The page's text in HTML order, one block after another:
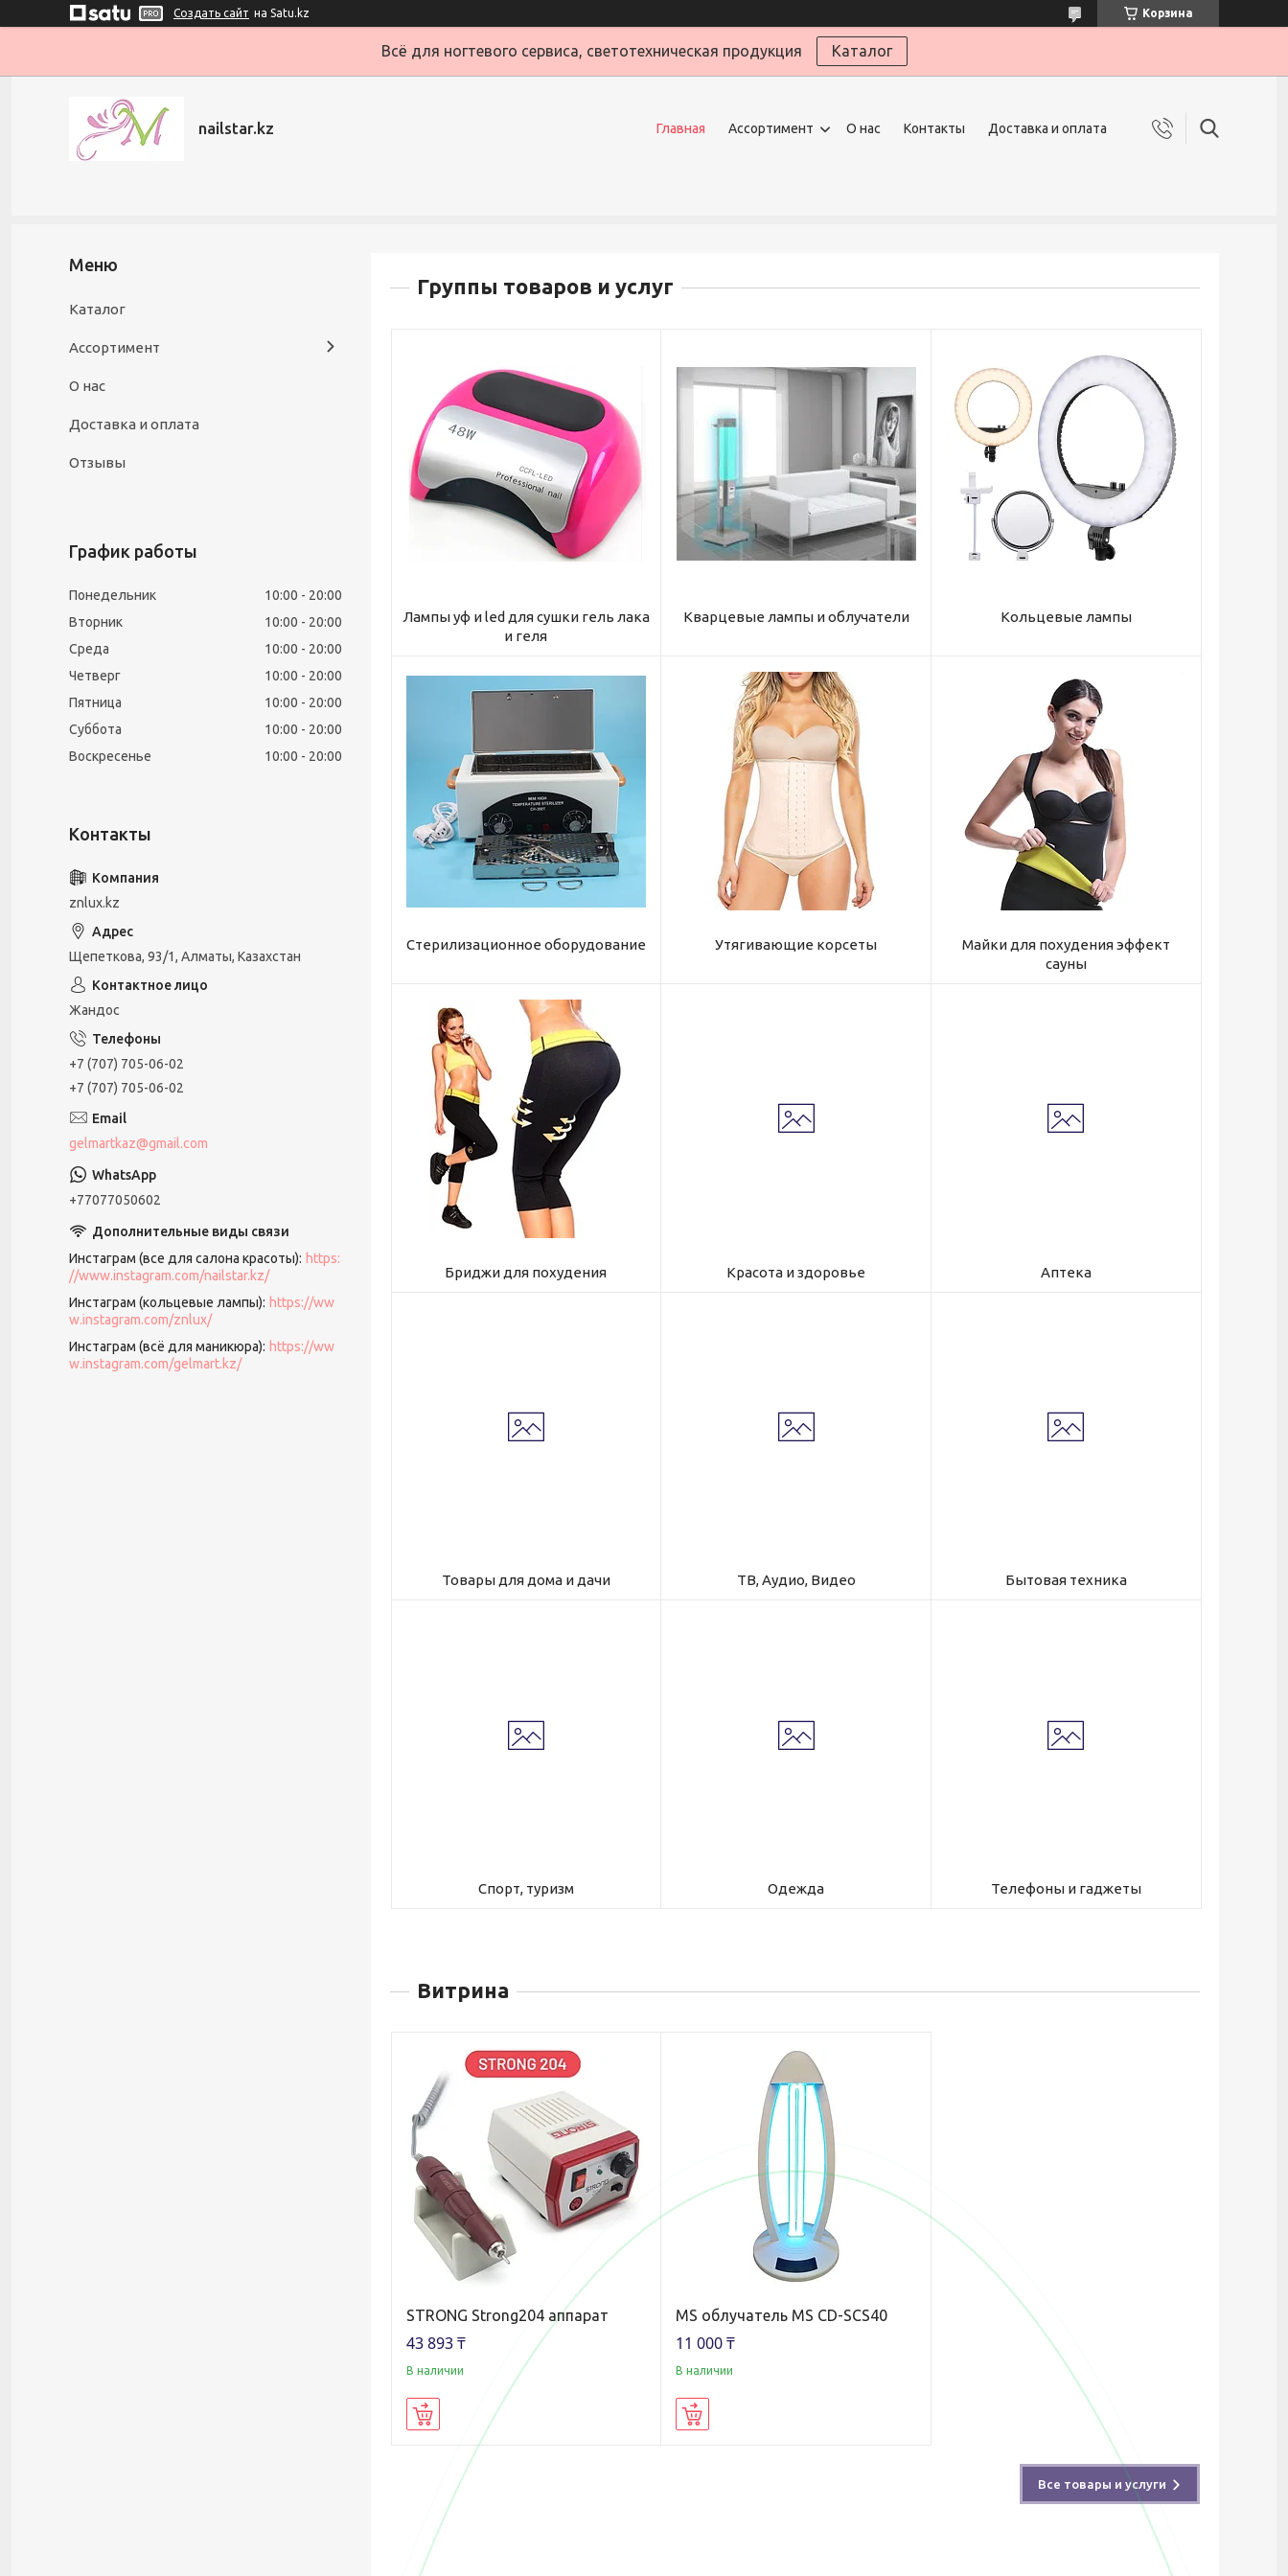
Создать сайт на Satu.kz Корзина
Всё для ногтевого сервиса, светотехническая продукция Каталог
nailstar.kz Главная Ассортимент О нас Контакты Доставка и оплата
Группы товаров и услуг
Лампы уф и led для сушки гель лака
и геля
Кварцевые лампы и облучатели Кольцевые лампы
Стерилизационное оборудование Утягивающие корсеты
Майки для похудения эффект
сауны
Бриджи для похудения Красота и здоровье Аптека
Товары для дома и дачи ТВ, Аудио, Видео Бытовая техника
Спорт, туризм Одежда Телефоны и гаджеты
Витрина
STRONG Strong204 аппарат
43 893 ₸
В наличии
MS облучатель MS CD-SCS40
11 000 ₸
В наличии
Все товары и услуги
Каталог
Ассортимент
О нас
Доставка и оплата
Отзывы
График работы
Понедельник 10:00
20:00
Вторник
10:00
20:00
Среда
10:00
20:00
Четверг
10:00
20:00
Пятница
10:00
20:00
Суббота
10:00
20:00
Воскресенье
10:00 20:00
znlux.kz
Щепеткова, 93/1, Алматы, Казахстан
Жандос
+7 (707) 705-06-02
+7 (707) 705-06-02
gelmartkaz@gmail.com
+77077050602
Инстаграм (все для салона красоты)
https:
//www.instagram.com/nailstar.kz/
Инстаграм (кольцевые лампы)
https://ww
w.instagram.com/znlux/
Инстаграм (всё для маникюра)
https://ww
w.instagram.com/gelmart.kz/